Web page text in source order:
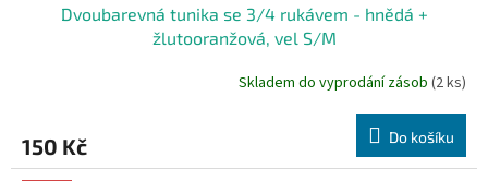
Dvoubarevná tunika se 3/4 rukávem - hnědá +
žlutooranžová, vel S/M
Skladem do vyprodání zásob (2 ks)
150 Kč Do košíku